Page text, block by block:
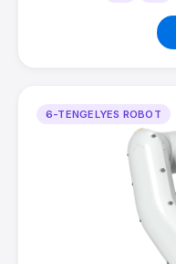
6-TENGELYES ROBOT